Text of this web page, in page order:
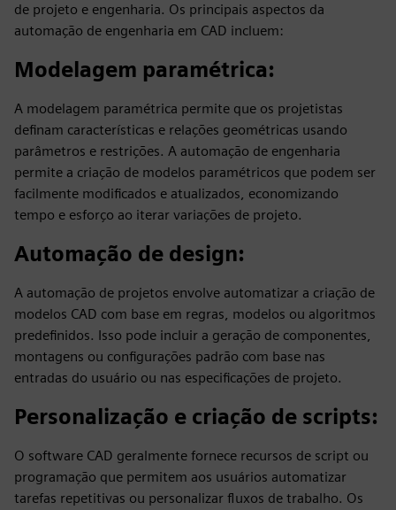
de projeto e engenharia. Os principais aspectos da
automação de engenharia em CAD incluem:
Modelagem paramétrica:
A modelagem paramétrica permite que os projetistas
definam características e relações geométricas usando
parâmetros e restrições. A automação de engenharia
permite a criação de modelos paramétricos que podem ser
facilmente modificados e atualizados, economizando
tempo e esforço ao iterar variações de projeto.
Automação de design:
A automação de projetos envolve automatizar a criação de
modelos CAD com base em regras, modelos ou algoritmos
predefinidos. Isso pode incluir a geração de componentes,
montagens ou configurações padrão com base nas
entradas do usuário ou nas especificações de projeto.
Personalização e criação de scripts:
O software CAD geralmente fornece recursos de script ou
programação que permitem aos usuários automatizar
tarefas repetitivas ou personalizar fluxos de trabalho. Os